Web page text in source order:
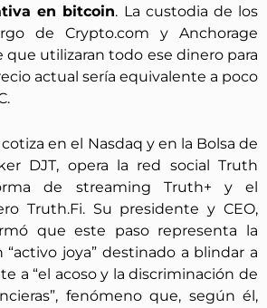
en bitcoin. La custodia de los
de Crypto.com y Anchorage
que utilizaran todo ese dinero para
actual sería equivalente a poco
en el Nasdaq y en la Bolsa de
DJT, opera la red social Truth
de streaming Truth+ y el
Truth.Fi. Su presidente y CEO,
que este paso representa la
joya” destinado a blindar a
a “el acoso y la discriminación de
fenómeno que, según él,